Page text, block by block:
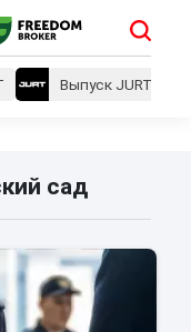
Выпуск JURT
сад